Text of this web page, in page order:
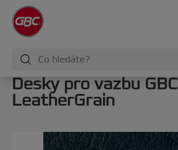
Desky pro vazbu GBC
LeatherGrain